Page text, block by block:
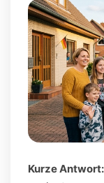
Kurze Antwort: